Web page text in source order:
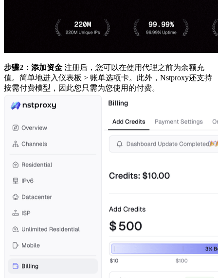
步骤2：添加资金 注册后，您可以在使用代理之前为余额充
值。简单地进入仪表板 > 账单选项卡。此外，Nstproxy还支持
按需付费模型，因此您只需为您使用的付费。